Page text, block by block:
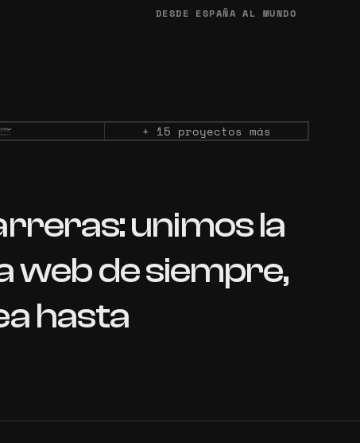
DESDE ESPAÑA AL MUNDO
+ 15 proyectos más
unimosla
webdesiempre,
hasta